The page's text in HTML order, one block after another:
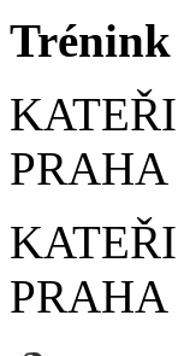
Trénink
PRAHA